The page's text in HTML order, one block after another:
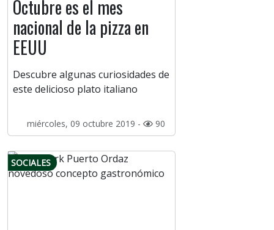
Octubre es el mes
nacional de la pizza en
EEUU
Descubre algunas curiosidades de
este delicioso plato italiano
miércoles, 09 octubre 2019 - 90
SOCIALES